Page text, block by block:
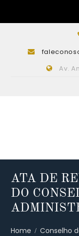
content
Av.
ATA DE
DO
Home
Conselho